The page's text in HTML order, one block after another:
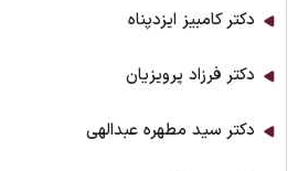
دکتر کامبیز ایزدپناه
دکتر فرزاد پرویزیان
دکتر سید مطهره عبدالهی